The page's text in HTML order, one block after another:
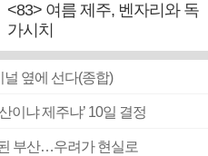
<83> 여름 제주, 벤자리와 독
가시치
옆에 선다(종합)
이냐 제주냐’ 10일 결정
부산…우려가 현실로